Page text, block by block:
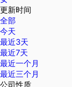
更新时间
全部
今天
最近3天
最近7天
最近一个月
最近三个月
公司性质